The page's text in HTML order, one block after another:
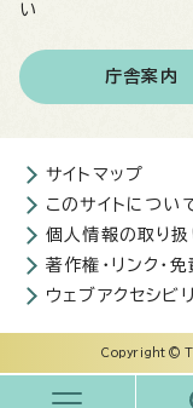
い
庁舎案内
サイトマップ
このサイトについ
個人情報の取り扱
著作権・リンク・
ウェブアクセシビ
Copyright ©